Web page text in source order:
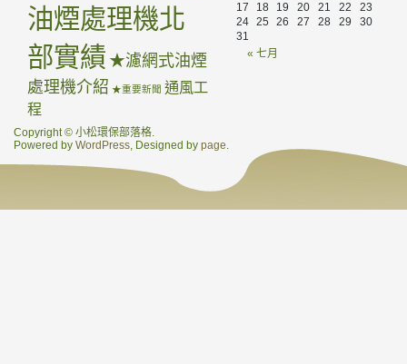
油煙處理機北
部實績 ★濾網式油煙
處理機介紹 ★重要新聞 通風工
程
« 七月
17
18 19 20 21 22
23
24 25 26 27 28 29
30
31
Copyright © 小松環保部落格.
Powered by WordPress, Designed by page.